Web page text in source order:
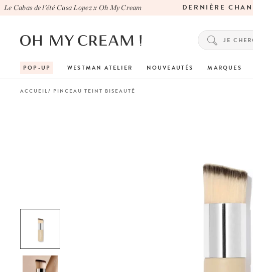
Cabas de l'été Casa Lopez x Oh My Cream DERNIÈRE
POP-UP WESTMAN ATELIER NOUVEAUTÉS MARQUES
ACCUEIL PINCEAU TEINT BISEAUTÉ